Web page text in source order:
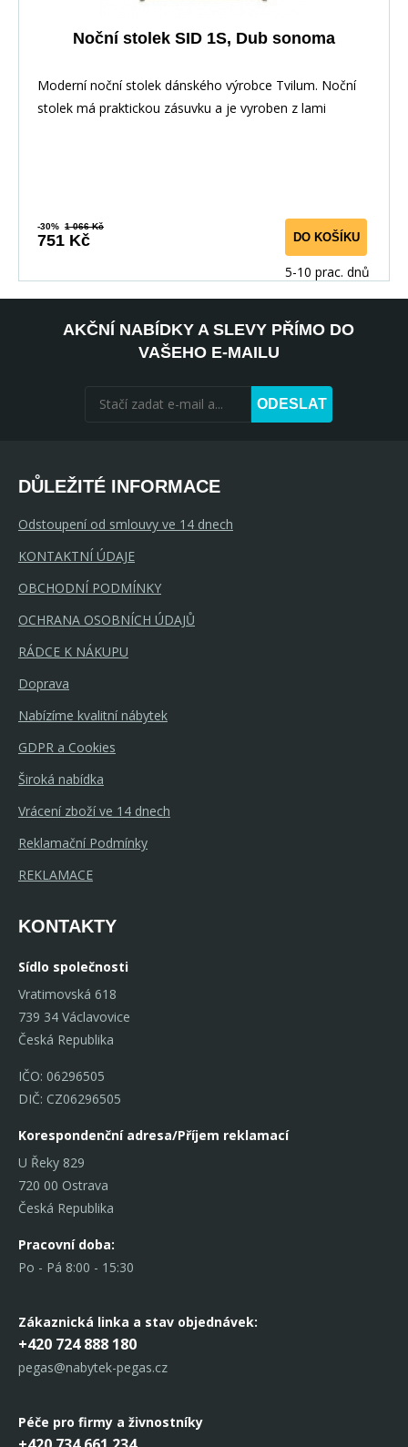
Noční stolek SID 1S, Dub sonoma
Moderní noční stolek dánského výrobce Tvilum. Noční
stolek má praktickou zásuvku a je vyroben z lami
-30% 1 066 Kč
751 Kč DO KOŠÍKU
5-10 prac. dnů
AKČNÍ NABÍDKY A SLEVY PŘÍMO DO
VAŠEHO E-MAILU
ODESLAT
DŮLEŽITÉ INFORMACE
Odstoupení od smlouvy ve 14 dnech
KONTAKTNÍ ÚDAJE
OBCHODNÍ PODMÍNKY
OCHRANA OSOBNÍCH ÚDAJŮ
RÁDCE K NÁKUPU
Doprava
Nabízíme kvalitní nábytek
GDPR a Cookies
Široká nabídka
Vrácení zboží ve 14 dnech
Reklamační Podmínky
REKLAMACE
KONTAKTY
Sídlo společnosti
Vratimovská 618
739 34 Václavovice
Česká Republika
IČO: 06296505
DIČ: CZ06296505
Korespondenční adresa/Příjem reklamací
U Řeky 829
720 00 Ostrava
Česká Republika
Pracovní doba:
Po - Pá 8:00 - 15:30
Zákaznická linka a stav objednávek:
+420 724 888 180
pegas@nabytek-pegas.cz
Péče pro firmy a živnostníky